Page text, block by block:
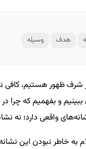
هدف وسیله
شرف ظهور هستیم،
و بفهمیم که چرا
واقعی دارد؛ نه
به خاطر نبودن این